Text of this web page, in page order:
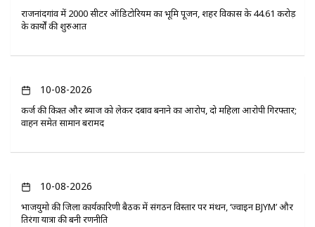
राजनांदगांव में 2000 सीटर ऑडिटोरियम का भूमि पूजन, शहर विकास के 44.61 करोड़
के कार्यों की शुरुआत
10-08-2026
कर्ज की किश्त और ब्याज को लेकर दबाव बनाने का आरोप, दो महिला आरोपी गिरफ्तार;
वाहन समेत सामान बरामद
10-08-2026
भाजयुमो की जिला कार्यकारिणी बैठक में संगठन विस्तार पर मंथन, ‘ज्वाइन BJYM’ और
तिरंगा यात्रा की बनी रणनीति